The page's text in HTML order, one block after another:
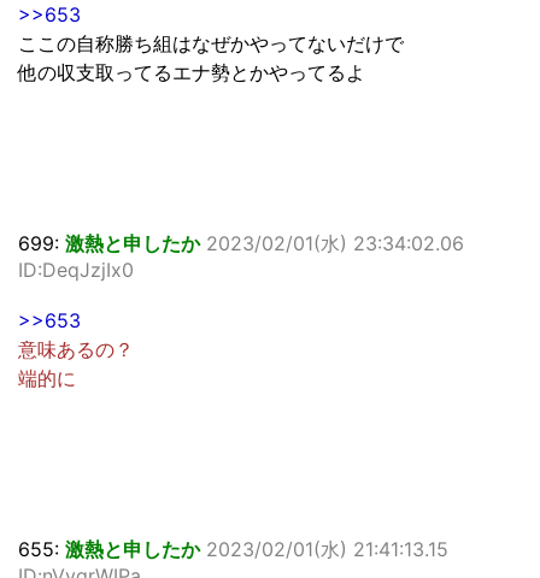
>>653
ここの自称勝ち組はなぜかやってないだけで
他の収支取ってるエナ勢とかやってるよ
699: 激熱と申したか 2023/02/01(水) 23:34:02.06
ID:DeqJzjIx0
>>653
意味あるの？
端的に
655: 激熱と申したか 2023/02/01(水) 21:41:13.15